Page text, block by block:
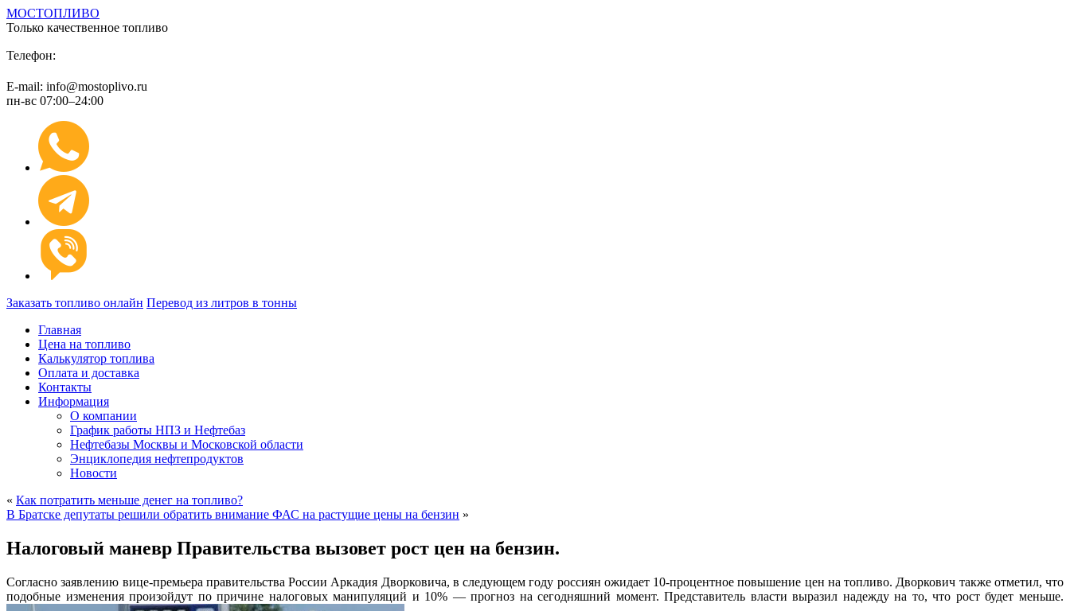
МОСТОПЛИВО
Только качественное топливо
Телефон:
E-mail: info@mostoplivo.ru
пн-вс 07:00–24:00
Заказать топливо онлайн Перевод из литров в тонны
Главная
Цена на топливо
Калькулятор топлива
Оплата и доставка
Контакты
Информация
О компании
График работы НПЗ и Нефтебаз
Нефтебазы Москвы и Московской области
Энциклопедия нефтепродуктов
Новости
« Как потратить меньше денег на топливо?
В Братске депутаты решили обратить внимание ФАС на растущие цены на бензин »
Налоговый маневр Правительства вызовет рост цен на бензин.
Согласно заявлению вице-премьера правительства России Аркадия Дворковича, в следующем году россиян ожидает 10-процентное повышение цен на топливо. Дворкович также отметил, что
подобные изменения произойдут по причине налоговых манипуляций и 10% — прогноз на сегодняшний момент. Представитель власти выразил надежду на то, что рост будет меньше.